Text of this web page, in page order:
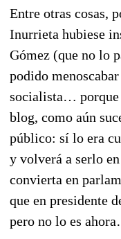
Entre otras cosas,
Inurrieta hubiese
Gómez (que no lo
podido
socialista… porque
blog, como aún
público: sí lo era
y volverá a serlo
convierta en
que en presidente
pero no lo es